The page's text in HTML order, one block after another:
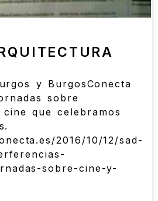
y BurgosConecta
sobre
que celebramos
2016/10/12/sad-
sobre-cine-y-